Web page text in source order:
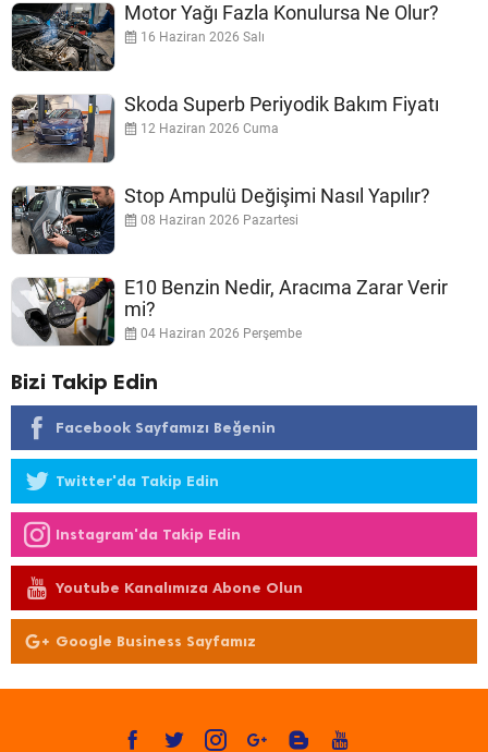
Motor Yağı Fazla Konulursa Ne Olur?
16 Haziran 2026 Salı
Skoda Superb Periyodik Bakım Fiyatı
12 Haziran 2026 Cuma
Stop Ampulü Değişimi Nasıl Yapılır?
08 Haziran 2026 Pazartesi
E10 Benzin Nedir, Aracıma Zarar Verir
mi?
04 Haziran 2026 Perşembe
Bizi Takip Edin
Facebook Sayfamızı Beğenin
Twitter'da Takip Edin
Instagram'da Takip Edin
Youtube Kanalımıza Abone Olun
Google Business Sayfamız